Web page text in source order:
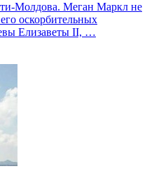
Меган Маркл не
оскорбительных
Елизаветы II, …